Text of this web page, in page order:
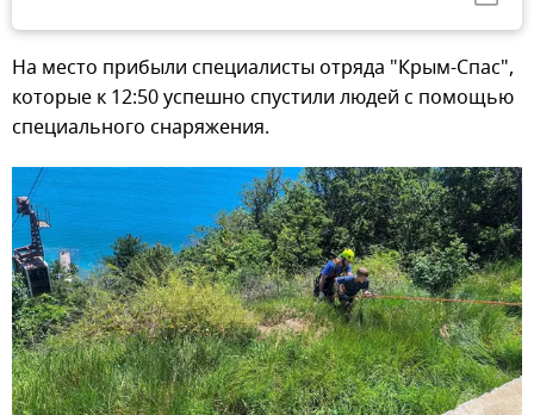
На место прибыли специалисты отряда "Крым-Спас",
которые к 12:50 успешно спустили людей с помощью
специального снаряжения.